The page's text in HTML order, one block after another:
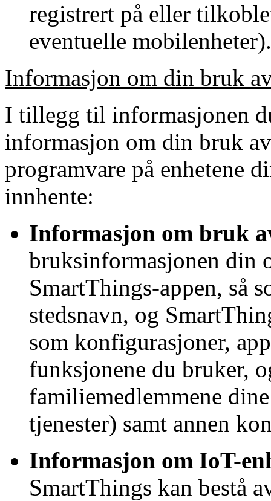
registrert på eller
eventuelle mobilenheter).
Informasjon om din bruk
I tillegg til informasjonen
informasjon om din bruk
programvare på enhetene
innhente:
Informasjon om bruk
bruksinformasjonen din
SmartThings-appen, så
stedsnavn, og
som konfigurasjoner,
funksjonene du bruker,
familiemedlemmene
tjenester) samt annen
Informasjon om IoT-
SmartThings kan bestå